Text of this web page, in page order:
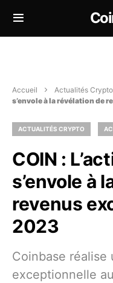
Accueil Actualités Crypto
s’envole à la révélation de
ACTUALITÉS CRYPTO
COIN :
s’envole à
revenus
2023
Coinbase réalise
exceptionnelle